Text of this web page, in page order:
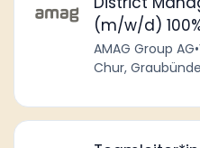
(m/w/d)
AMAG Group AG•
Chur,